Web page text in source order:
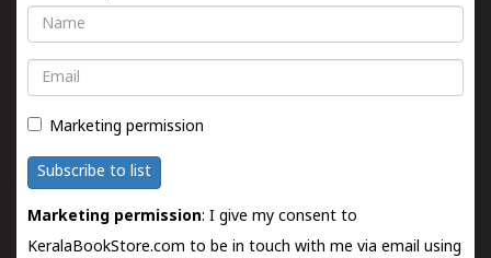
Name
Email
Marketing permission
Subscribe to list
Marketing permission: I give my consent to
KeralaBookStore.com to be in touch with me via email using